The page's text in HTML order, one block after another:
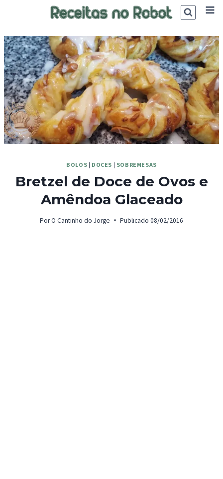
BOLOS | DOCES | SOBREMESAS
Bretzel de Doce de Ovos e
Amêndoa Glaceado
PorO Cantinho do Jorge Publicado 08/02/2016